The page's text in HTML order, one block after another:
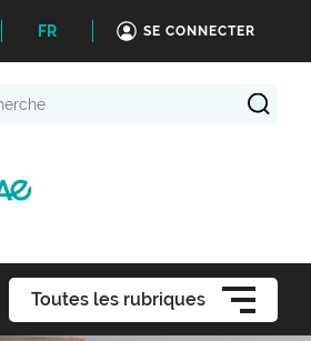
FR SE CONNECTER
Toutes les rubriques